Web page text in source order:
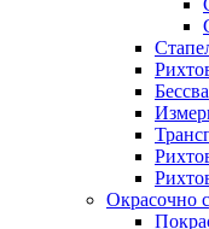
Окрасочно